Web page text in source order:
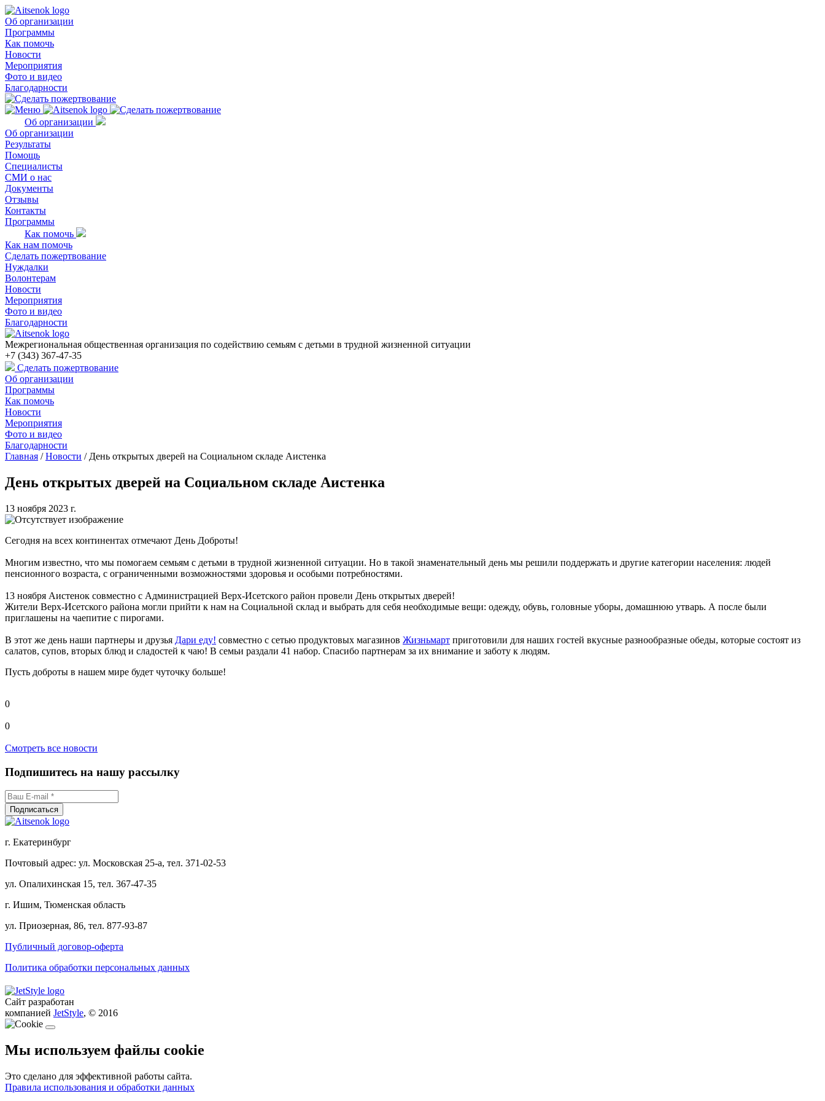
Об организации
Программы
Как помочь
Новости
Мероприятия
Фото и видео
Благодарности
Об организации
Об организации
Результаты
Помощь
Специалисты
СМИ о нас
Документы
Отзывы
Контакты
Программы
Как помочь
Как нам помочь
Сделать пожертвование
Нуждалки
Волонтерам
Новости
Мероприятия
Фото и видео
Благодарности
Межрегиональная общественная организация по содействию семьям с детьми в трудной жизненной ситуации
+7 (343) 367-47-35
Сделать пожертвование
Об организации
Программы
Как помочь
Новости
Мероприятия
Фото и видео
Благодарности
Главная /Новости / День открытых дверей на Социальном складе Аистенка
День открытых дверей на Социальном складе Аистенка
13 ноября 2023 г.
Сегодня на всех континентах отмечают День Доброты!
Многим известно, что мы помогаем семьям с детьми в трудной жизненной ситуации. Но в такой знаменательный день мы решили поддержать и другие категории населения: людей
пенсионного возраста, с ограниченными возможностями здоровья и особыми потребностями.
13 ноября Аистенок совместно с Администрацией Верх-Исетского район провели День открытых дверей!
Жители Верх-Исетского района могли прийти к нам на Социальной склад и выбрать для себя необходимые вещи: одежду, обувь, головные уборы, домашнюю утварь. А после были
приглашены на чаепитие с пирогами.
В этот же день наши партнеры и друзья Дари еду! совместно с сетью продуктовых магазинов Жизньмарт приготовили для наших гостей вкусные разнообразные обеды, которые состоят из
салатов, супов, вторых блюд и сладостей к чаю! В семьи раздали 41 набор. Спасибо партнерам за их внимание и заботу к людям.
Пусть доброты в нашем мире будет чуточку больше!
0
0
Смотреть все новости
Подпишитесь на нашу рассылку
г. Екатеринбург
Почтовый адрес: ул. Московская 25-а, тел. 371-02-53
ул. Опалихинская 15, тел. 367-47-35
г. Ишим, Тюменская область
ул. Приозерная, 86, тел. 877-93-87
Публичный договор-оферта
Политика обработки персональных данных
Сайт разработан
компанией JetStyle, © 2016
Мы используем файлы cookie
Это сделано для эффективной работы сайта.
Правила использования и обработки данных